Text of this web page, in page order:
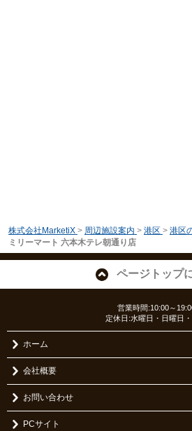
株式会社MarketiX > 周辺施設案内 > 港区 > 港区
ミリーマート 六本木テレ朝通り店
ページトップ
営業時間:10:00～
定休日:水曜日・日曜日
ホーム
会社概要
お問い合わせ
PCサイト